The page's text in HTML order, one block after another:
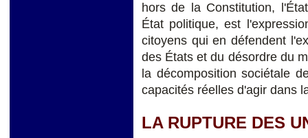
hors de la Constitution,
État politique, est
citoyens qui en défendent
des États et du désordre du
la décomposition sociétale
capacités réelles d'agir dans
LA RUPTURE DES